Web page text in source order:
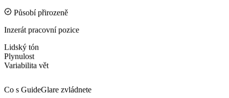
Působí přirozeně
Inzerát pracovní pozice
Lidský tón
Plynulost
Variabilita vět
Co s GuideGlare zvládnete